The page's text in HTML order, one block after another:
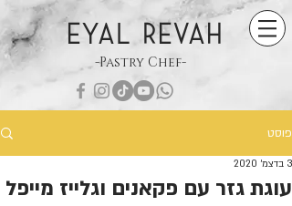
EYAL REVAH
-Pastry Chef-
פוסט
עוגת גזר עם פקאנים וגלייז מייפל
3 בדצמ׳ 2020